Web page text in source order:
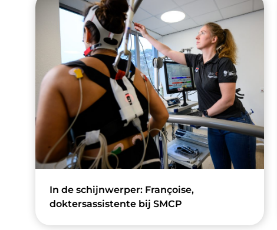
In de schijnwerper: Françoise,
doktersassistente bij SMCP